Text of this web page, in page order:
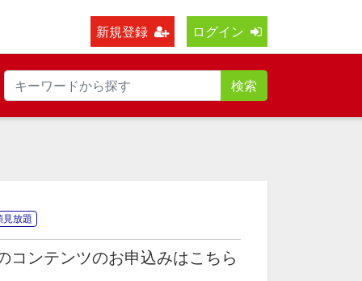
新規登録 ログイン
検索
見放題
コンテンツのお申込みはこちら